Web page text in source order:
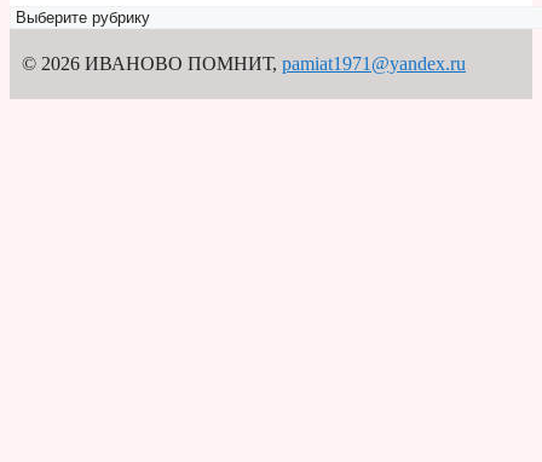
Рубрикатор
© 2026 ИВАНОВО ПОМНИТ, pamiat1971@yandex.ru